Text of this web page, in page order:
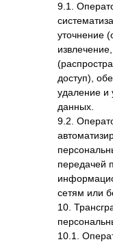
9.1.
уточнение
доступ),
удаление и
данных.
9.2.
передачей
сетям или
10.
10.1.